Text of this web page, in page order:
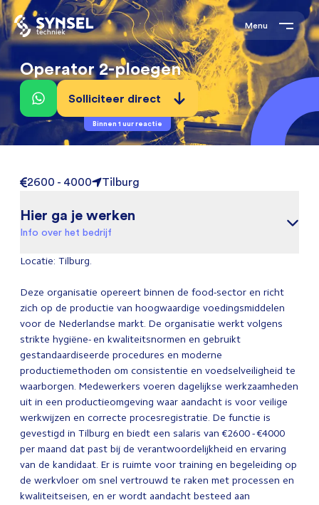
Menu
Operator 2-ploegen
Solliciteer direct
Binnen 1 uur reactie
2600 - 4000 Tilburg
Hier ga je werken
Info over het bedrijf
Locatie: Tilburg.
Deze organisatie opereert binnen de food-sector en richt
zich op de productie van hoogwaardige voedingsmiddelen
voor de Nederlandse markt. De organisatie werkt volgens
strikte hygiëne- en kwaliteitsnormen en gebruikt
gestandaardiseerde procedures en moderne
productiemethoden om consistentie en voedselveiligheid te
waarborgen. Medewerkers voeren dagelijkse werkzaamheden
uit in een productieomgeving waar aandacht is voor veilige
werkwijzen en correcte procesregistratie. De functie is
gevestigd in Tilburg en biedt een salaris van €2600 - €4000
per maand dat past bij de verantwoordelijkheid en ervaring
van de kandidaat. Er is ruimte voor training en begeleiding op
de werkvloer om snel vertrouwd te raken met processen en
kwaliteitseisen, en er wordt aandacht besteed aan